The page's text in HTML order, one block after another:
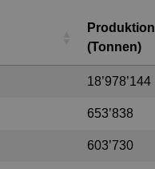
Produktion
(Tonnen)
18’978’144
653’838
603’730